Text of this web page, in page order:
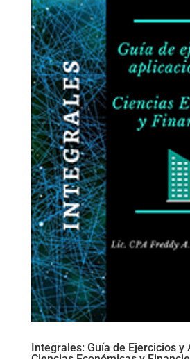
Integrales: Guía de Ejercicios y